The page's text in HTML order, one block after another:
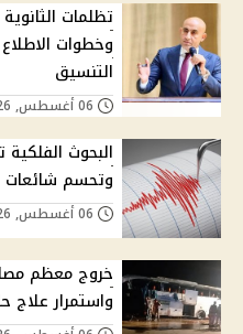
وخطوات
التنسيق
البحوث
وتحسم شائعات
خروج معظم
واستمرار علاج